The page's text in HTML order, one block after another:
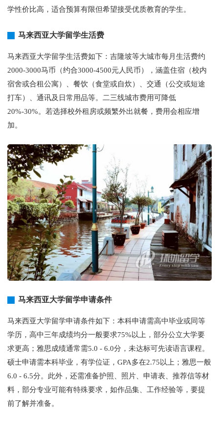
学性价比高，适合预算有限但希望接受优质教育的学生。
马来西亚大学留学生活费
马来西亚大学留学生活费如下：吉隆坡等大城市每月生活费约
2000-3000马币（约合3000-4500元人民币），涵盖住宿（校内
宿舍或合租公寓）、餐饮（食堂或自炊）、交通（公交或短途
打车）、通讯及日常用品等。二三线城市费用可降低
20%-30%。若选择校外租房或频繁外出就餐，费用会相应增
加。
马来西亚大学留学申请条件
马来西亚大学留学申请条件如下：本科申请需高中毕业或同等
学历，高中三年成绩均分一般要求75%以上，部分公立大学要
求更高；雅思成绩通常需5.0 - 6.0分，未达标可先读语言课程。
硕士申请需本科毕业，有学位证，GPA多在2.75以上；雅思一般
6.0 - 6.5分。此外，还需准备护照、照片、申请表、推荐信等材
料，部分专业可能有特殊要求，如作品集、工作经验等，要提
前了解并准备。